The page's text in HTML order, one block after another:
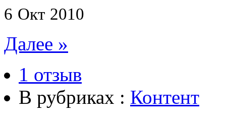
6 Окт 2010
Далее »
1 отзыв
В рубриках : Контент